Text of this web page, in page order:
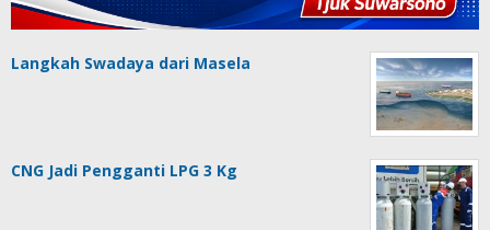
Langkah Swadaya dari Masela
CNG Jadi Pengganti LPG 3 Kg